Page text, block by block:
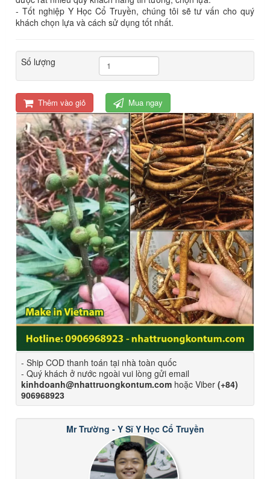
- Tốt nghiệp Y Học Cổ Truyền, chúng tôi sẽ tư vấn cho quý
khách chọn lựa và cách sử dụng tốt nhất.
Số lượng
Thêm vào giỏ Mua ngay
- Ship COD thanh toán tại nhà toàn quốc
- Quý khách ở nước ngoài vui lòng gửi email
kinhdoanh@nhattruongkontum.com hoặc Viber (+84)
906968923
Mr Trường - Y Sĩ Y Học Cổ Truyền